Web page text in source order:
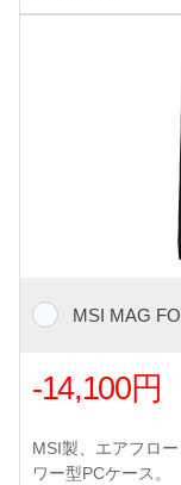
MSI MAG
-14,100円
MSI製、エアフロ
ワー型PCケース。